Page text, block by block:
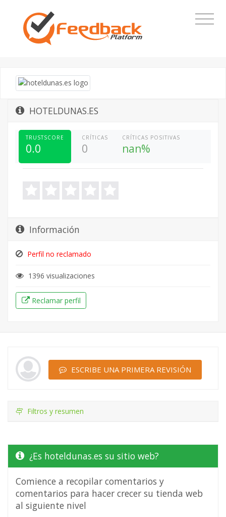
HOTELDUNAS.ES
TRUSTSCORE
0.0
CRÍTICAS
0
CRÍTICAS POSITIVAS
nan%
Información
Perfil no reclamado
1396 visualizaciones
Reclamar perfil
ESCRIBE UNA PRIMERA REVISIÓN
Filtros y resumen
¿Es hoteldunas.es su sitio web?
Comience a recopilar comentarios y
comentarios para hacer crecer su tienda web
al siguiente nivel